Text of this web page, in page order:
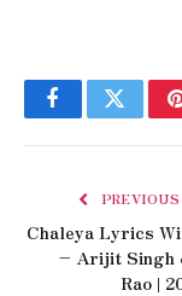
FacebookTwitter
Chaleya Lyrics
– Arijit Singh
Rao |